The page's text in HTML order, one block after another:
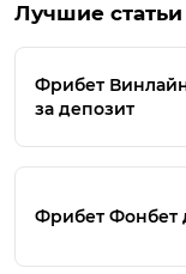
Лучшие статьи
Фрибет
за депозит
Фрибет Фонбет